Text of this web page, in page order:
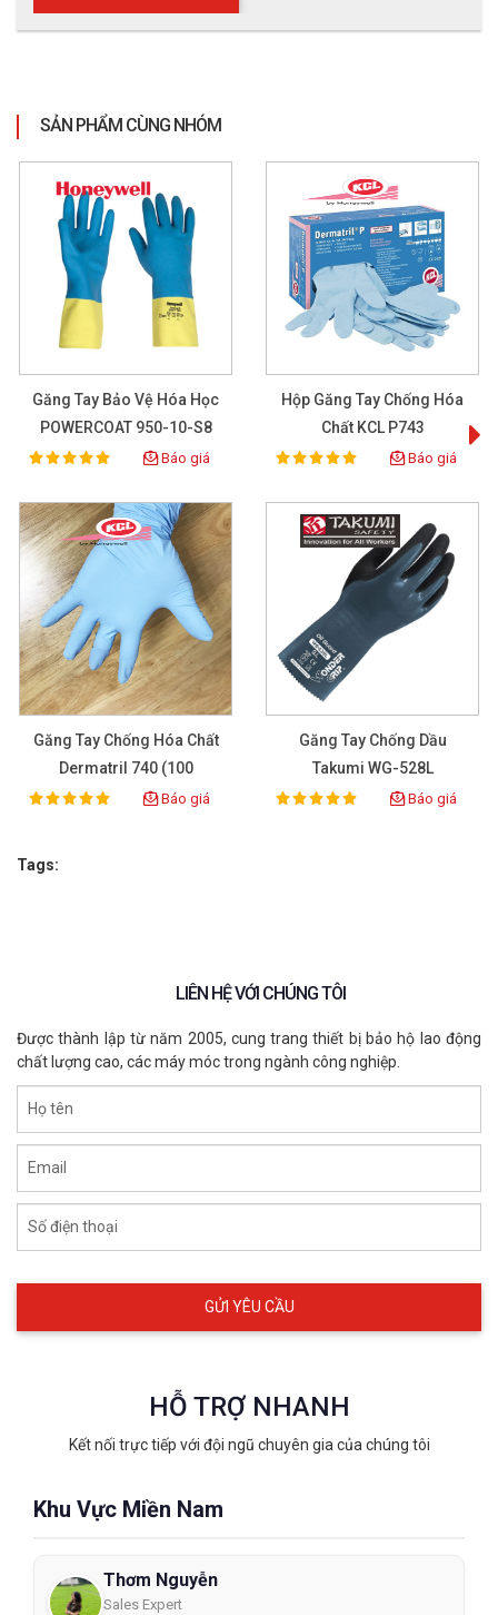
SẢN PHẨM CÙNG NHÓM
Găng Tay Bảo Vệ Hóa Học
POWERCOAT 950-10-S8
Rating:
100% Báo giá
Hộp Găng Tay Chống Hóa
Chất KCL P743
Rating:
100% Báo giá
Găng Tay Chống Hóa Chất
Dermatril 740 (100
Pcs/box)
Rating:
100% Báo giá
Găng Tay Chống Dầu
Takumi WG-528L
Rating:
100% Báo giá
Tags:
LIÊN HỆ VỚI CHÚNG TÔI
Được thành lập từ năm 2005, cung trang thiết bị bảo hộ lao động
chất lượng cao, các máy móc trong ngành công nghiệp.
Họ tên
Email
Số điện thoại
HỖ TRỢ NHANH
Kết nối trực tiếp với đội ngũ chuyên gia của chúng tôi
Khu Vực Miền Nam
Thơm Nguyễn
Sales Expert